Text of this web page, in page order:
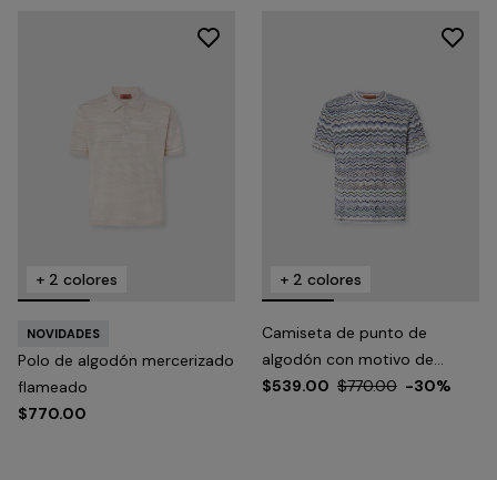
+ 2 colores
NOVIDADES
Polo de algodón mercerizado
flameado
$770.00
+ 2 colores
Camiseta de punto de
algodón con motivo de
chevron
$539.00 $770.00 -30%